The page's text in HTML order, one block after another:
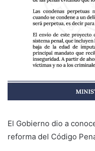
El Gobierno dio a
reforma del Código